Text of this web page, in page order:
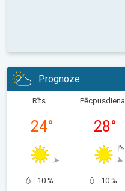
Prognoze
Rīts
24°
10 %
Pēcpusdiena
28°
10 %